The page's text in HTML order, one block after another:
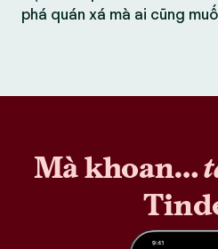
phá quán xá mà ai cũng
Mà khoan…